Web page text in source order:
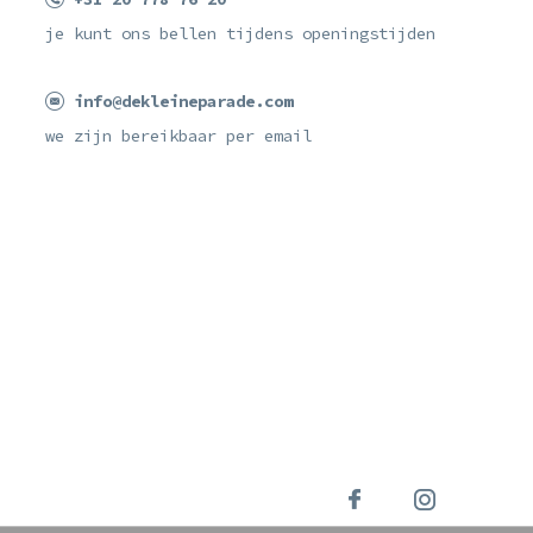
je kunt ons bellen tijdens openingstijden
info@dekleineparade.com
we zijn bereikbaar per email